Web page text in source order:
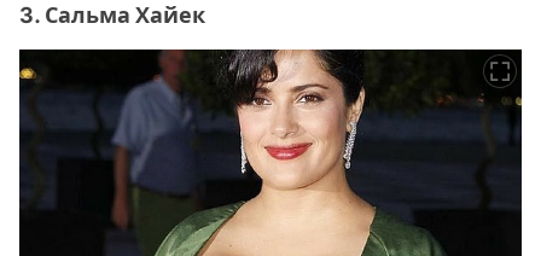
3. Сальма Хайек